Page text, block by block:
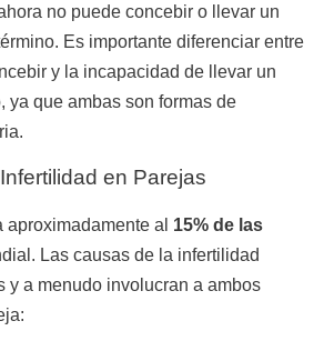
no puede concebir o llevar un
Es importante diferenciar entre
y la incapacidad de llevar un
ya que ambas son formas de
en Parejas
aproximadamente al 15% de las
Las causas de la infertilidad
y a menudo involucran a ambos